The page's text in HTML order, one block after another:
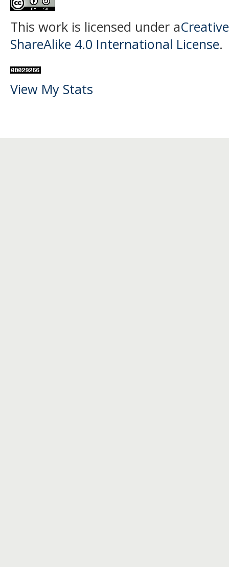
This work is licensed under a
ShareAlike 4.0 International License.
View My Stats